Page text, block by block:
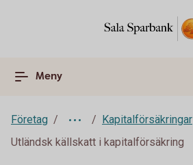
Meny
Företag
Kapitalförsäkringar
Utländsk källskatt i kapitalförsäkring